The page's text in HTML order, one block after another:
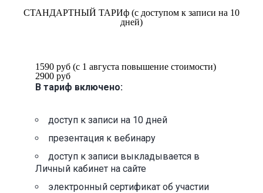
СТАНДАРТНЫЙ ТАРИф (с доступом к записи на 10
дней)
1590 руб (с 1 августа повышение стоимости)
2900 руб
В тариф включено:
доступ к записи на 10 дней
презентация к вебинару
доступ к записи выкладывается в
Личный кабинет на сайте
электронный сертификат об участии